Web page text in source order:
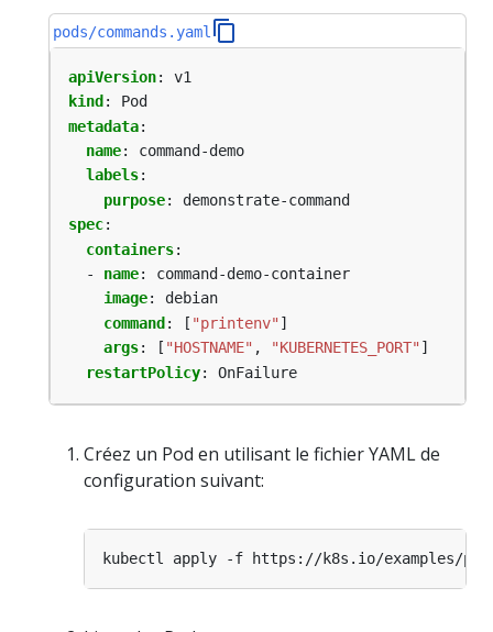
pods/commands.yaml
apiVersion:
v1
kind :
Pod
metadata:
name:
command-demo
labels:
purpose:
demonstrate-command
spec:
containers:
- name:
command-demo-container
image:
debian
command : [ "printenv" ]
args: [ "HOSTNAME" , "KUBERNETES_PORT" ]
restartPolicy: OnFailure
Créez un Pod en utilisant le fichier YAML de
configuration suivant: